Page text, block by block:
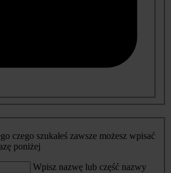
czego szukałeś zawsze możesz wpisać
poniżej
Wpisz nazwę lub część nazwy